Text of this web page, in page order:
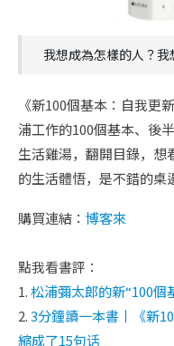
我想成為怎樣的人？我
《新100個基本：自我更
浦工作的100個基本、後
生活雞湯，翻開目錄，想
的生活體悟，是不錯的桌
購買連結： 博客來
點我看書評：
1.松浦彌太郎的新“100個
2.3分鐘讀一本書丨《新
縮成了15句话